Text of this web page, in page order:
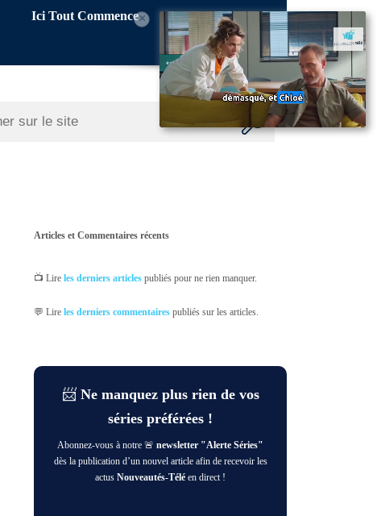
Ici Tout Commence×
Articles et Commentaires récents
📺 Lireles derniers articles publiés pour ne rien manquer.
💬 Lireles derniers commentaires publiés sur les articles.
📨 Ne manquez plus rien de vos
séries préférées !
Abonnez-vous à notre 🚨newsletter "Alerte Séries"
dès la publication d’un nouvel article afin de recevoir les
actusNouveautés-Télé en direct !